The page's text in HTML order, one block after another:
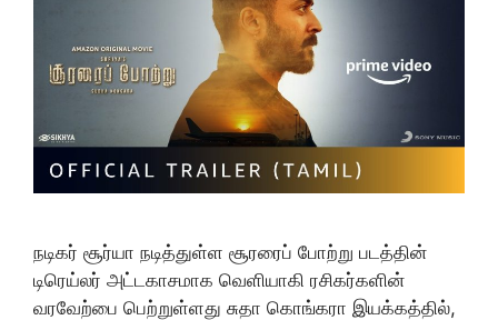
நடிகர் சூர்யா நடித்துள்ள சூரரைப் போற்று படத்தின்
டிரெய்லர் அட்டகாசமாக வெளியாகி ரசிகர்களின்
வரவேற்பை பெற்றுள்ளது சுதா கொங்கரா இயக்கத்தில்,